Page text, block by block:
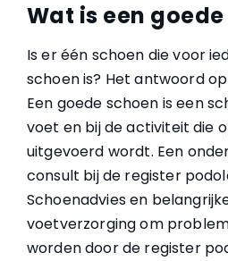
Wat is een
Is er één schoen die voor
schoen is? Het antwoord
Een goede schoen is een
voet en bij de activiteit die
uitgevoerd wordt. Een
consult bij de register
Schoenadvies en
voetverzorging om
worden door de register